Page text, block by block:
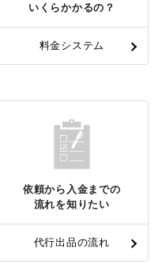
いくらかかるの？
料金システム
依頼から入金までの
流れを知りたい
代行出品の流れ